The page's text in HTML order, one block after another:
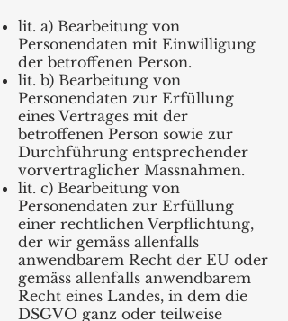
lit. a) Bearbeitung von
Personendaten mit Einwilligung
der betroffenen Person.
lit. b) Bearbeitung von
Personendaten zur Erfüllung
eines Vertrages mit der
betroffenen Person sowie zur
Durchführung entsprechender
vorvertraglicher Massnahmen.
lit. c) Bearbeitung von
Personendaten zur Erfüllung
einer rechtlichen Verpflichtung,
der wir gemäss allenfalls
anwendbarem Recht der EU oder
gemäss allenfalls anwendbarem
Recht eines Landes, in dem die
DSGVO ganz oder teilweise